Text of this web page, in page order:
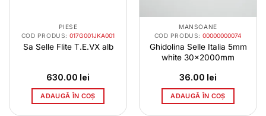
PIESE
COD PRODUS:017G001JKA001
Sa Selle Flite T.E.VX alb
630.00 lei
ADAUGĂ ÎN COȘ
MANSOANE
COD PRODUS:00000000074
Ghidolina Selle Italia 5mm
white 30x2000mm
36.00 lei
ADAUGĂ ÎN COȘ